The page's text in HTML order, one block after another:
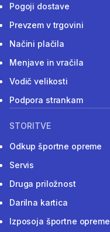
Pogoji dostave
Prevzem v trgovini
Načini plačila
Menjave in vračila
Vodič velikosti
Podpora strankam
STORITVE
Odkup športne opreme
Servis
Druga priložnost
Darilna kartica
Izposoja športne opreme